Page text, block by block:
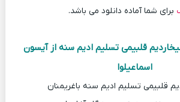
برای شما آماده دانلود می باشد.
قلبیمی تسلیم ادیم سنه از آیسون
اسماعیلوا
قلبیمی تسلیم ادیم سنه باغریمنان